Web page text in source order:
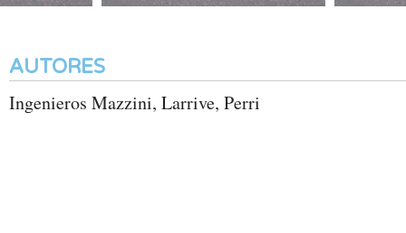
AUTORES
Ingenieros Mazzini, Larrive, Perri